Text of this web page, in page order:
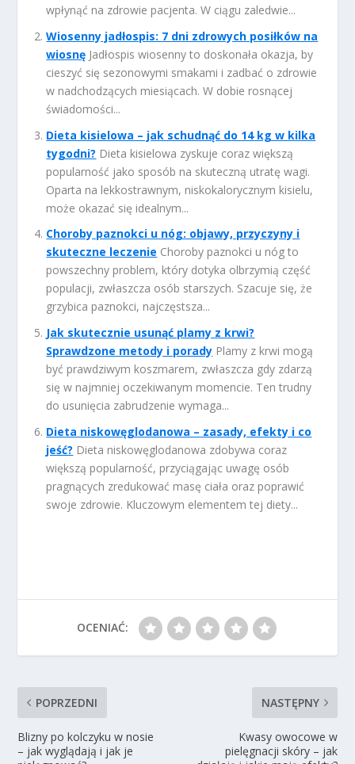
wpłynąć na zdrowie pacjenta. W ciągu zaledwie...
Wiosenny jadłospis: 7 dni zdrowych posiłków na
wiosnę Jadłospis wiosenny to doskonała okazja, by
cieszyć się sezonowymi smakami i zadbać o zdrowie
w nadchodzących miesiącach. W dobie rosnącej
świadomości...
Dieta kisielowa – jak schudnąć do 14 kg w kilka
tygodni? Dieta kisielowa zyskuje coraz większą
popularność jako sposób na skuteczną utratę wagi.
Oparta na lekkostrawnym, niskokalorycznym kisielu,
może okazać się idealnym...
Choroby paznokci u nóg: objawy, przyczyny i
skuteczne leczenie Choroby paznokci u nóg to
powszechny problem, który dotyka olbrzymią część
populacji, zwłaszcza osób starszych. Szacuje się, że
grzybica paznokci, najczęstsza...
Jak skutecznie usunąć plamy z krwi?
Sprawdzone metody i porady Plamy z krwi mogą
być prawdziwym koszmarem, zwłaszcza gdy zdarzą
się w najmniej oczekiwanym momencie. Ten trudny
do usunięcia zabrudzenie wymaga...
Dieta niskowęglodanowa – zasady, efekty i co
jeść? Dieta niskowęglodanowa zdobywa coraz
większą popularność, przyciągając uwagę osób
pragnących zredukować masę ciała oraz poprawić
swoje zdrowie. Kluczowym elementem tej diety...
OCENIAĆ:
POPRZEDNI
Blizny po kolczyku w nosie
– jak wyglądają i jak je
NASTĘPNY
Kwasy owocowe w
pielęgnacji skóry – jak